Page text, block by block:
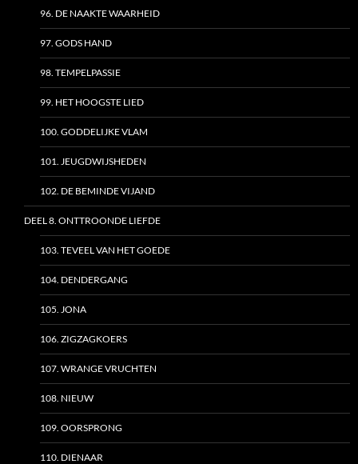
96. DE NAAKTE WAARHEID
97. GODS HAND
98. TEMPELPASSIE
99. HET HOOGSTE LIED
100. GODDELIJKE VLAM
101. JEUGDWIJSHEDEN
102. DE BEMINDE VIJAND
DEEL 8. ONTTROONDE LIEFDE
103. TEVEEL VAN HET GOEDE
104. DENDERGANG
105. JONA
106. ZIGZAGKOERS
107. WRANGE VRUCHTEN
108. NIEUW
109. OORSPRONG
110. DIENAAR